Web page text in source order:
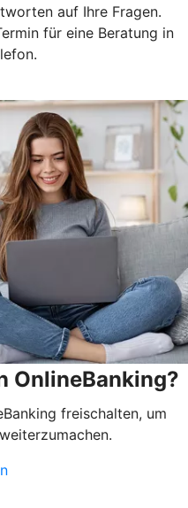
auf Ihre Fragen.
für eine Beratung in
OnlineBanking?
freischalten, um